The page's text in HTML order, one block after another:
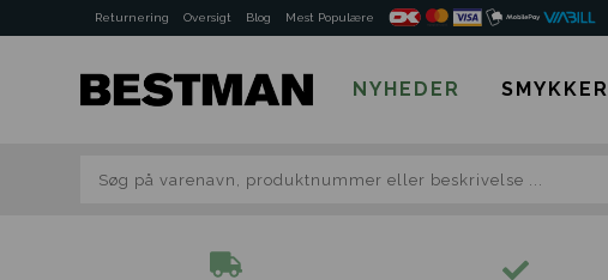
Returnering Oversigt Blog Mest Populære
NYHEDER SMYKKER